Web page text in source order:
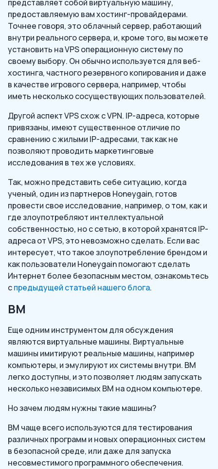
представляет собой виртуальную машину,
предоставляемую вам хостинг-провайдерами.
Точнее говоря, это облачный сервер, работающий
внутри реального сервера, и, кроме того, вы можете
установить на VPS операционную систему по
своему выбору. Он обычно используется для веб-
хостинга, частного резервного копирования и даже
в качестве игрового сервера, например, чтобы
иметь несколько сосуществующих пользователей.
Другой аспект VPS схож с VPN. IP-адреса, которые
привязаны, имеют существенное отличие по
сравнению с жилыми IP-адресами, так как не
позволяют проводить маркетинговые
исследования в тех же условиях.
Так, можно представить себе ситуацию, когда
ученый, один из партнеров Honeygain, готов
провести свое исследование, например, о том, как и
где злоупотребляют интеллектуальной
собственностью, но с сетью, в которой хранятся IP-
адреса от VPS, это невозможно сделать. Если вас
интересует, что такое злоупотребление брендом и
как пользователи Honeygain помогают сделать
Интернет более безопасным местом, ознакомьтесь
спредыдущей статьей нашего блога.
ВМ
Еще одним инструментом для обсуждения
являются виртуальные машины. Виртуальные
машины имитируют реальные машины, например
компьютеры, и эмулируют их системы внутри. ВМ
легко доступны, и это позволяет людям запускать
несколько независимых ВМ на одном компьютере.
Но зачем людям нужны такие машины?
ВМ чаще всего используются для тестирования
различных программ и новых операционных систем
в безопасной среде, или даже для запуска
несовместимого программного обеспечения.